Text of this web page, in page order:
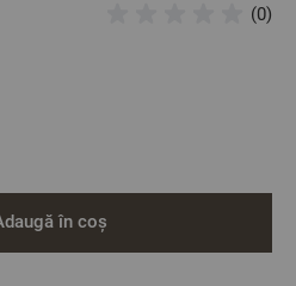
(0)
în coș